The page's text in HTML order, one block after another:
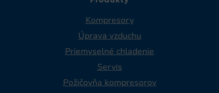
Kompresory
Úprava vzduchu
Priemyselné chladenie​
Servis
Požičovňa kompresorov